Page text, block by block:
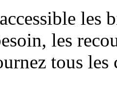
les
les
tous les